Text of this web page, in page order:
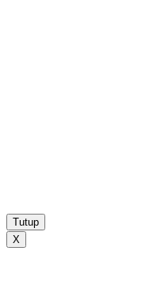
Tutup
X